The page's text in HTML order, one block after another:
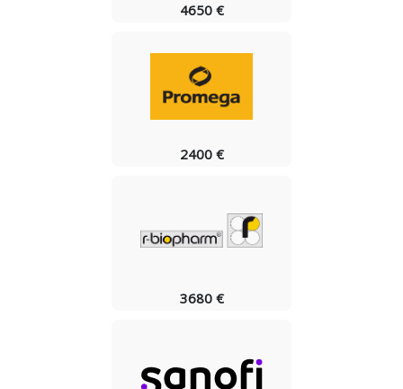
4650 €
2400 €
3680 €